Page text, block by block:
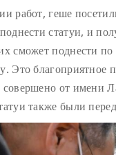
работ, геше
статуи, и
сможет поднести
Это
от имени
также были